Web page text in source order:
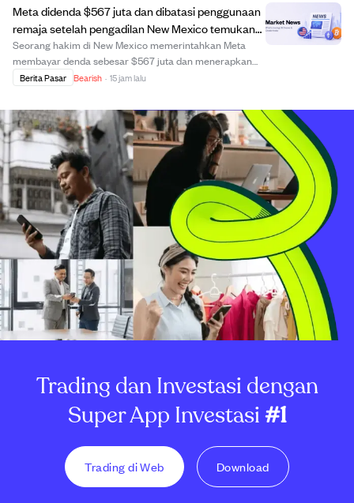
Meta didenda $567 juta dan dibatasi penggunaan
remaja setelah pengadilan New Mexico temukan
dampak kecanduan media sosial
Seorang hakim di New Mexico memerintahkan Meta
membayar denda sebesar $567 juta dan menerapkan
pembatasan baru bagi pengguna muda di platformnya,
Putusan tersebut menyatakan Meta menyesatkan
pengguna tenta...
Berita Pasar Bearish · 15 jam lalu
Trading dan Investasi dengan
Super App Investasi#1
Trading di Web Download